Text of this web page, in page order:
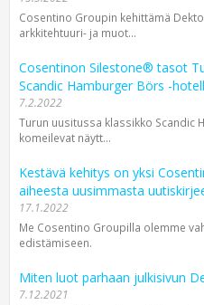
Cosentino Groupin kehittämä
arkkitehtuuri- ja muot...
Cosentinon Silestone® tasot
Scandic Hamburger Börs -
7.2.2022
Turun uusitussa klassikko Scandic
komeilevat näytt...
Kestävä kehitys on yksi
aiheesta uusimmasta
17.1.2022
Me Cosentino Groupilla olemme
edistämiseen.
Miten luot parhaan julkisivun
7.12.2021